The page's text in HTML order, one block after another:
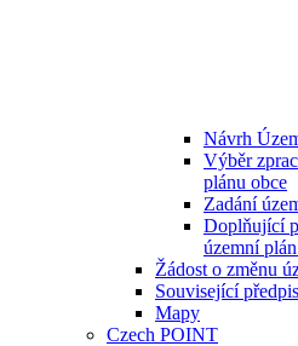
Návrh
Výběr
plánu obce
Zadání
Doplňující
územní
Žádost o změnu
Související
Mapy
Czech POINT